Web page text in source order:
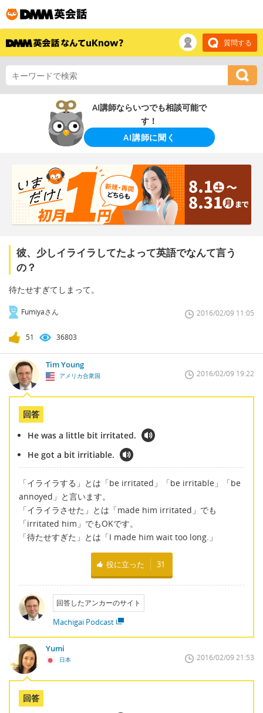
質問する
AI講師ならいつでも相談可能で
す！
AI講師に聞く
彼、少しイライラしてたよって英語でなんて言う
の？
待たせすぎてしまって。
Fumiyaさん 2016/02/09 11:05
51 36803
Tim Young
アメリカ合衆国 2016/02/09 19:22
回答
He was a little bit irritated.
He got a bit irritiable.
「イライラする」とは「be irritated」「be irritable」「be
annoyed」と言います。
「イライラさせた」とは「made him irritated」でも
「irritated him」でもOKです。
「待たせすぎた」とは「I made him wait too long.」
役に立った 31
回答したアンカーのサイト
Machigai Podcast
Yumi
日本 2016/02/09 21:53
回答